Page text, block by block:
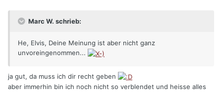
Marc W. schrieb:
He, Elvis, Deine Meinung ist aber nicht ganz
unvoreingenommen...
ja gut, da muss ich dir recht geben
aber immerhin bin ich noch nicht so verblendet und heisse alles